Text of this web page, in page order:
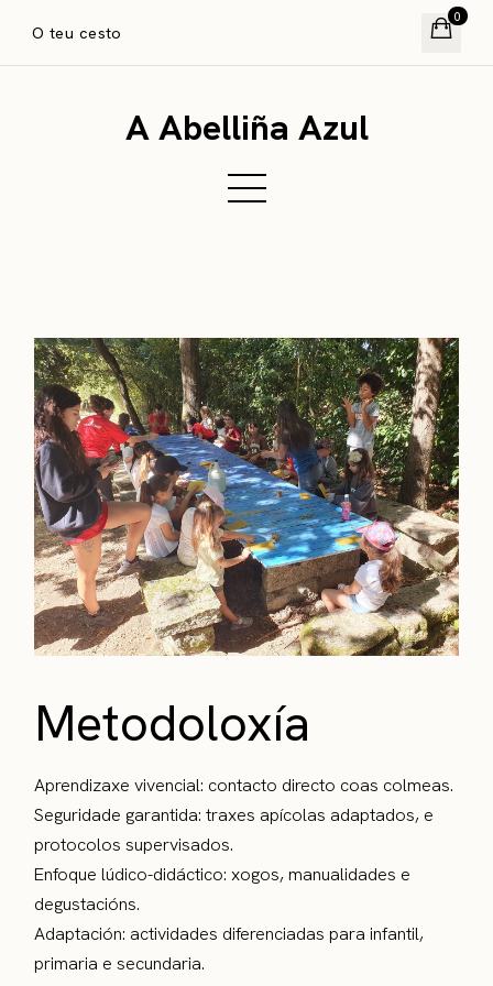
O teu cesto
0
A Abelliña Azul
Metodoloxía
Aprendizaxe vivencial: contacto directo coas colmeas.
Seguridade garantida: traxes apícolas adaptados, e
protocolos supervisados.
Enfoque lúdico-didáctico: xogos, manualidades e
degustacións.
Adaptación: actividades diferenciadas para infantil,
primaria e secundaria.